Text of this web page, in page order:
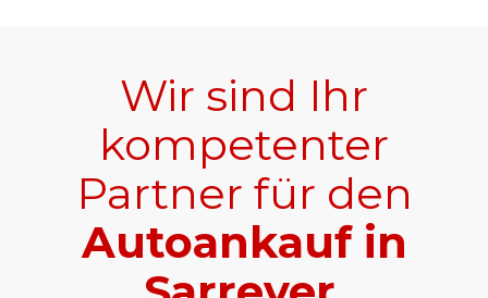
Wir sind Ihr
kompetenter
Partner für den
Autoankauf in